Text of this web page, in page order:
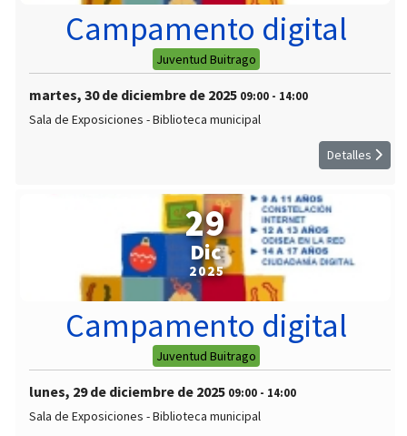
Campamento digital
Juventud Buitrago
martes, 30 de diciembre de 2025 09:00 - 14:00
Sala de Exposiciones - Biblioteca municipal
Detalles
29
Dic
2025
Campamento digital
Juventud Buitrago
lunes, 29 de diciembre de 2025 09:00 - 14:00
Sala de Exposiciones - Biblioteca municipal